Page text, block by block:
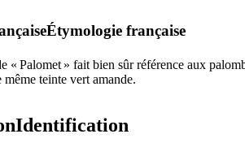
Étymologie française
« Palomet » fait bien sûr référence aux
même teinte vert amande.
Identification